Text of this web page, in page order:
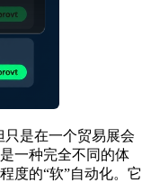
是在一个贸易展会
一种完全不同的体
度的“软”自动化。它